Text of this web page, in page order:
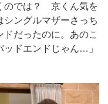
のでは？ 京くん気を
ングルマザーさっち
だったのに。あのこ
ッドエンドじゃん…」